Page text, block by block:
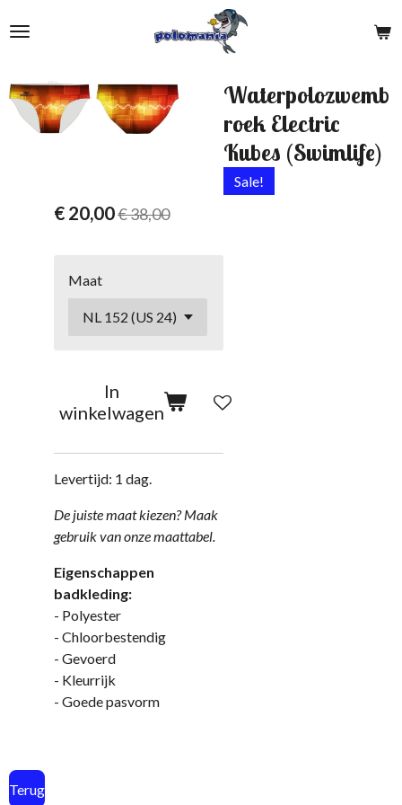
direct
de
hoofdinhoud
Waterpolozwemb
roek Electric
Kubes (Swimlife)
Sale!
€ 20,00€ 38,00
Maat
In
winkelwagen
Levertijd: 1 dag.
De juiste maat kiezen? Maak
gebruik van onzemaattabel.
Eigenschappen
badkleding:
- Polyester
- Chloorbestendig
- Gevoerd
- Kleurrijk
- Goede pasvorm
Terug